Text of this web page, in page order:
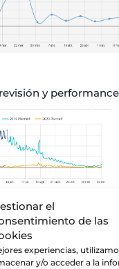
el
de las
experiencias,
y/o acceder a la
y performance